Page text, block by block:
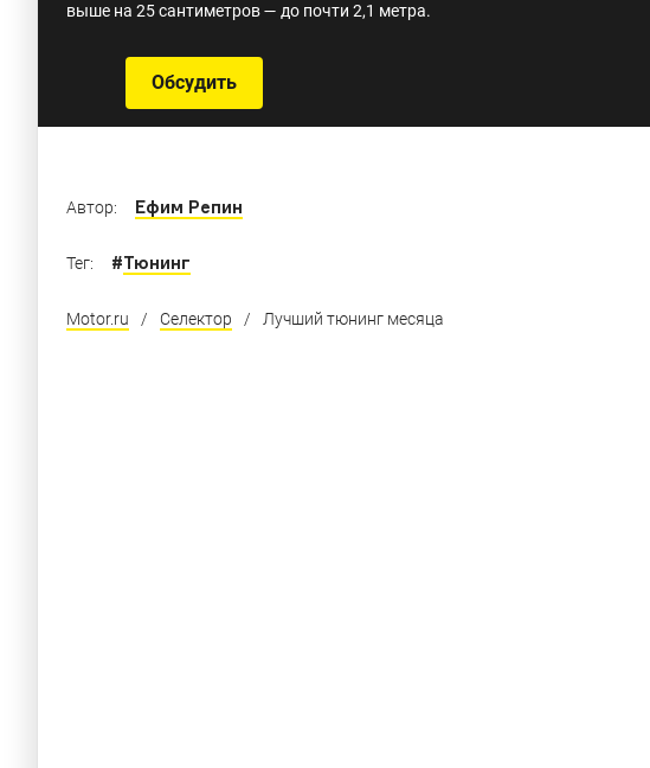
выше на 25 сантиметров — до почти 2,1 метра.
Обсудить
Автор: Ефим Репин
Тег: #Тюнинг
Motor.ru / Селектор / Лучший тюнинг месяца